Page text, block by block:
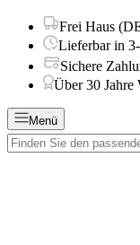
Frei Haus
Lieferbar in
Sichere
Über 30 Jahre
Menü